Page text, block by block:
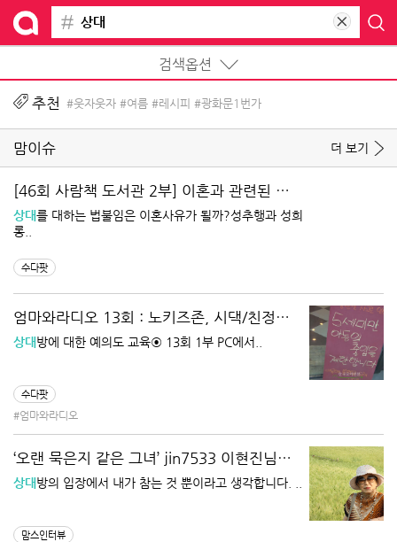
검색옵션
추천 #웃자웃자 #여름 #레시피 #광화문1번가
맘이슈 더 보기
[46회 사람책 도서관 2부] 이혼과 관련된 필
수상식, 그리고 학교폭력, 성추행과 성희롱 등
등 생활 속 법률공부 with 송명호 대표변호사
상대를 대하는 법불임은 이혼사유가 될까?성추행과 성희
롱..
수다팟
엄마와라디오 13회 : 노키즈존, 시댁/친정과
의 예기치 않은 일들
상대방에 대한 예의도 교육 ⊙ 13회 1부 PC에서..
수다팟
#엄마와라디오
‘오랜 묵은지 같은 그녀’ jin7533 이현진님을
뵙고
상대방의 입장에서 내가 참는 것 뿐이라고 생각합니다. ..
맘스인터뷰